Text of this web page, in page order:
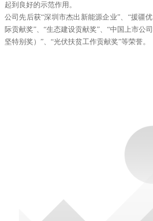
起到良好的示范作用。
公司先后获“深圳市杰出新能源企业”、“援疆
际贡献奖”、“生态建设贡献奖”、“中国上市公
坚特别奖）”、“光伏扶贫工作贡献奖”等荣誉。